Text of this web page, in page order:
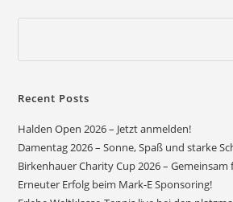
Recent Posts
Halden Open 2026 – Jetzt anmelden!
Damentag 2026 – Sonne, Spaß und starke
Birkenhauer Charity Cup 2026 –
Erneuter Erfolg beim Mark-E Sponsoring!